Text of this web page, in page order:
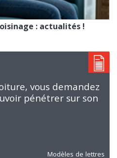
: actualités !
Modèles de lettres
vous demandez
pénétrer sur son